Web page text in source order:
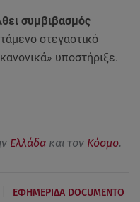
συμβιβασμός
στεγαστικό
υποστήριξε.
Ελλάδα και τον Κόσμο.
ΕΦΗΜΕΡΙΔΑ DOCUMENTO